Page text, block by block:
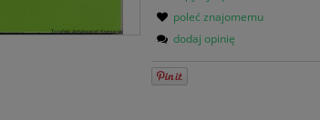
poleć znajomemu
dodaj opinię